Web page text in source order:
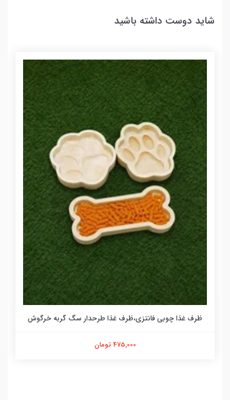
شاید دوست داشته باشید
ظرف غذا چوبی فانتزی،ظرف غذا طرحدار سگ گربه خرگوش
475,000 تومان